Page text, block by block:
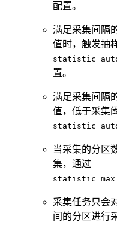
配置。
满足采集间隔
值时，触发抽
置。
满足采集间隔
值，低于采集
当采集的分区
集，通过
采集任务只会
间的分区进行